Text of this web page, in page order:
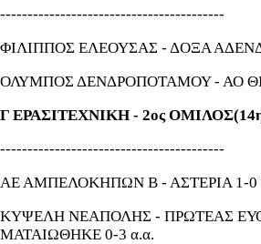
-----------------------------------------
ΦΙΛΙΠΠΟΣ ΕΛΕΟΥΣΑΣ - ΔΟΞΑ
ΟΛΥΜΠΟΣ ΔΕΝΔΡΟΠΟΤΑΜΟΥ - ΑΟ
Γ ΕΡΑΣΙΤΕΧΝΙΚΗ - 2ος ΟΜΙΛΟΣ(14η
-----------------------------------------
ΑΕ ΑΜΠΕΛΟΚΗΠΩΝ Β - ΑΣΤΕΡΙΑ 1-0
ΚΥΨΕΛΗ ΝΕΑΠΟΛΗΣ - ΠΡΩΤΕΑΣ
ΜΑΤΑΙΩΘΗΚΕ 0-3 α.α.